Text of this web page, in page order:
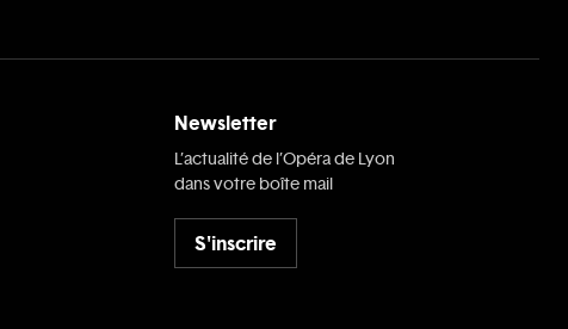
Newsletter
L’actualité de l’Opéra de Lyon
dans votre boîte mail
S'inscrire